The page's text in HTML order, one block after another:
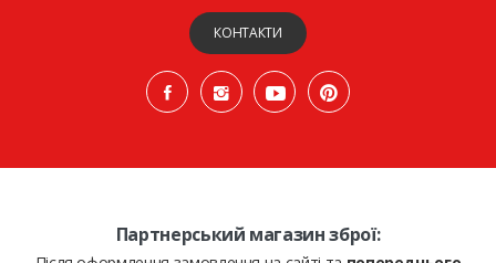
КОНТАКТИ
Партнерський магазин зброї: